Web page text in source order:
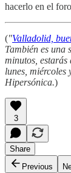
hacerlo en el
("Valladolid,
También es una
minutos, estarás
lunes, miércoles
Hipersónica.)
3
Share
Previous